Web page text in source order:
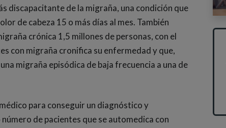
discapacitante de la migraña, una condición que
de cabeza 15 o más días al mes. También
crónica 1,5 millones de personas, con el
con migraña cronifica su enfermedad y que,
migraña episódica de baja frecuencia a una de
para conseguir un diagnóstico y
de pacientes que se automedica con